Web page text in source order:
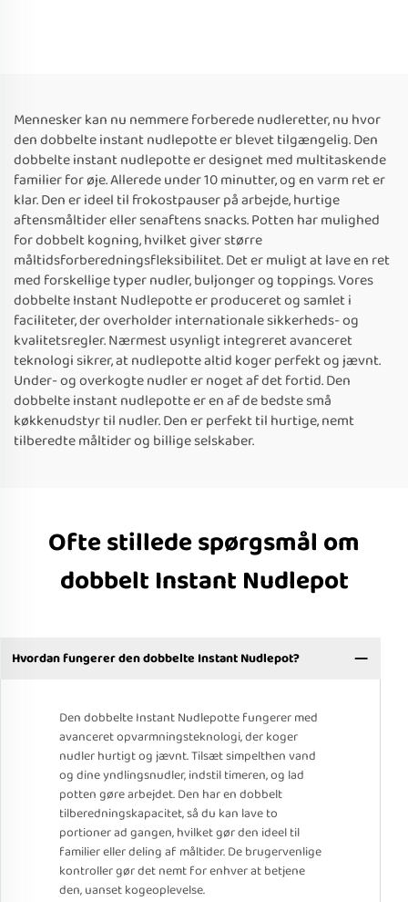
Mennesker kan nu nemmere forberede nudleretter, nu hvor
den dobbelte instant nudlepotte er blevet tilgængelig. Den
dobbelte instant nudlepotte er designet med multitaskende
familier for øje. Allerede under 10 minutter, og en varm ret er
klar. Den er ideel til frokostpauser på arbejde, hurtige
aftensmåltider eller senaftens snacks. Potten har mulighed
for dobbelt kogning, hvilket giver større
måltidsforberedningsfleksibilitet. Det er muligt at lave en ret
med forskellige typer nudler, buljonger og toppings. Vores
dobbelte Instant Nudlepotte er produceret og samlet i
faciliteter, der overholder internationale sikkerheds- og
kvalitetsregler. Nærmest usynligt integreret avanceret
teknologi sikrer, at nudlepotte altid koger perfekt og jævnt.
Under- og overkogte nudler er noget af det fortid. Den
dobbelte instant nudlepotte er en af de bedste små
køkkenudstyr til nudler. Den er perfekt til hurtige, nemt
tilberedte måltider og billige selskaber.
Ofte stillede spørgsmål om
dobbelt Instant Nudlepot
Hvordan fungerer den dobbelte Instant Nudlepot?
Den dobbelte Instant Nudlepotte fungerer med
avanceret opvarmningsteknologi, der koger
nudler hurtigt og jævnt. Tilsæt simpelthen vand
og dine yndlingsnudler, indstil timeren, og lad
potten gøre arbejdet. Den har en dobbelt
tilberedningskapacitet, så du kan lave to
portioner ad gangen, hvilket gør den ideel til
familier eller deling af måltider. De brugervenlige
kontroller gør det nemt for enhver at betjene
den, uanset kogeoplevelse.